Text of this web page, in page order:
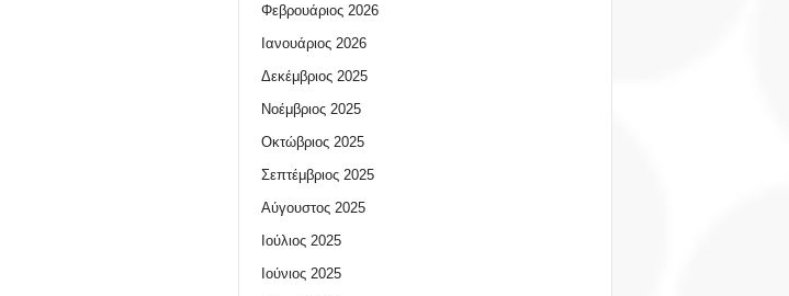
Φεβρουάριος 2026
Ιανουάριος 2026
Δεκέμβριος 2025
Νοέμβριος 2025
Οκτώβριος 2025
Σεπτέμβριος 2025
Αύγουστος 2025
Ιούλιος 2025
Ιούνιος 2025